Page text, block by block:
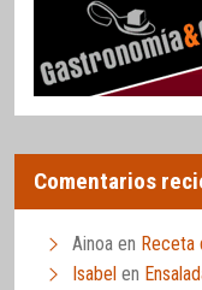
Comentarios
Ainoa en Receta
Isabel en